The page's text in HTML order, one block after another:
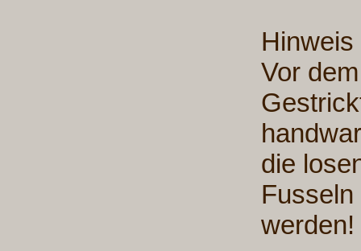
Hinweis
Vor
die
werden!